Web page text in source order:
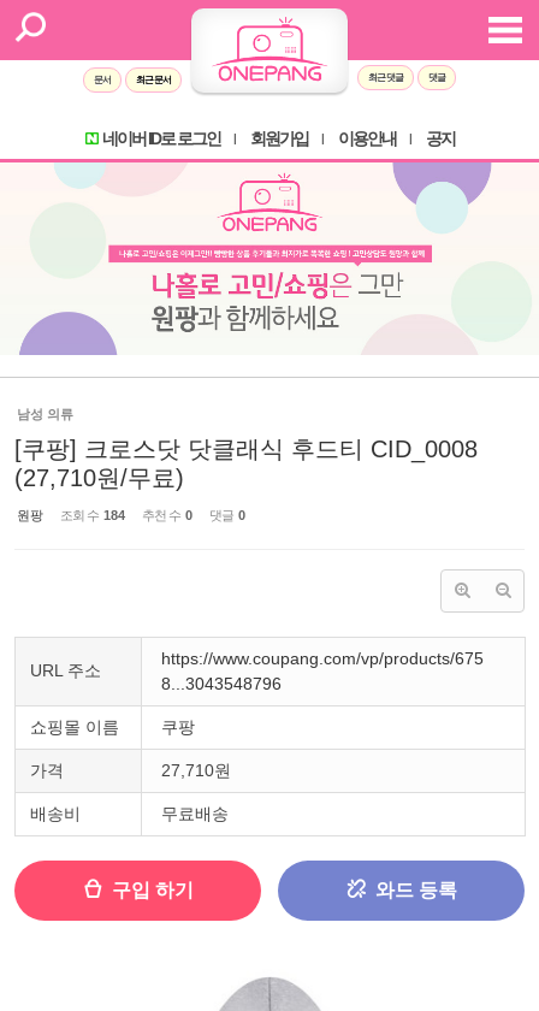
문서 최근 문서 최근 댓글 댓글
네이버 ID로 로그인 회원가입 이용안내 공지
남성 의류
[쿠팡] 크로스닷 닷클래식 후드티 CID_0008
(27,710원/무료)
원팡 조회 수 184 추천 수 0 댓글 0
URL 주소
https://www.coupang.com/vp/products/675
8...3043548796
쇼핑몰 이름 쿠팡
가격 27,710원
배송비 무료배송
구입 하기 와드 등록